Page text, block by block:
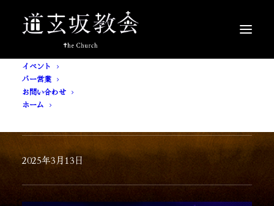
イベント
バー営業
お問い合わせ
ホーム
[ 入場無料 ] MASTER PIECE
2025年3月13日